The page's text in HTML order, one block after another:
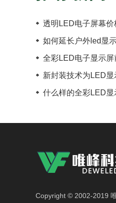
透明LED电子屏幕价
如何延长户外led显
全彩LED电子显示
新封装技术为LED
什么样的全彩LED
Copyright © 2002-2019